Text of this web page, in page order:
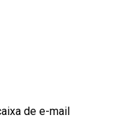
de e-mail